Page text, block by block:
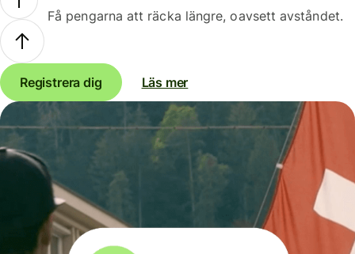
Få pengarna att räcka längre, oavsett avståndet.
Registrera dig Läs mer